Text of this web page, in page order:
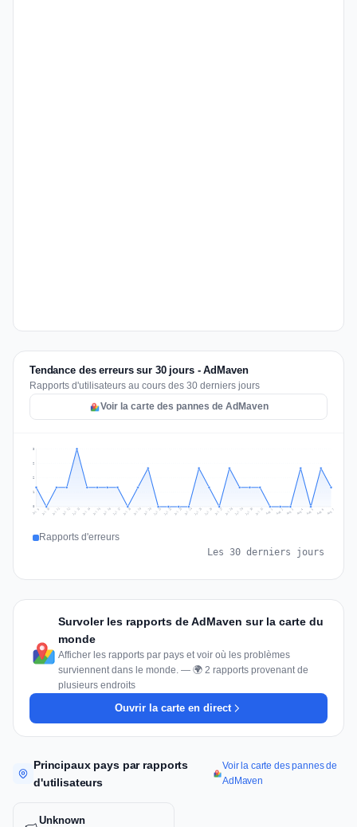
Tendance des erreurs sur 30 jours - AdMaven
Rapports d'utilisateurs au cours des 30 derniers jours
Voir la carte des pannes de AdMaven
1
2
2
3
Jul 9 Jul 10 Jul 11 Jul 12 Jul 13 Jul 14 Jul 15 Jul 16 Jul 17 Jul 18 Jul 19 Jul 20 Jul 21 Jul 22 Jul 23 Jul 24 Jul 25 Jul 26 Jul 27 Jul 28 Jul 29 Jul 30 Jul 31 Aug 1 Aug 2 Aug 3 Aug 4 Aug 5 Aug 6 Aug 7
Rapports d'erreurs
Les 30 derniers jours
Survoler les rapports de AdMaven sur la carte du
monde
Afficher les rapports par pays et voir où les problèmes
surviennent dans le monde. — 🌍 2 rapports provenant de
plusieurs endroits
Ouvrir la carte en direct
Principaux pays par rapports
d'utilisateurs
Voir la carte des pannes de
AdMaven
Unknown